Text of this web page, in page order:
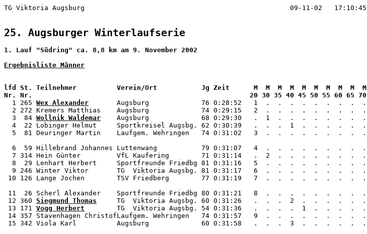
TG Viktoria Augsburg                                                   09-11-02   17:10:45
25. Augsburger Winterlaufserie
1. Lauf "Südring" ca. 8,8 km am 9. November 2002
Ergebnisliste Männer
lfd St. Teilnehmer          Verein/Ort           Jg Zeit      M  M  M  M  M  M  M  M  M  M
Nr. Nr.                                                      20 30 35 40 45 50 55 60 65 70
1 265 Wex Alexander
       Augsburg             76 0:28:52   1  .  .  .  .  .  .  .  .  .
  2 272 Kremers Matthias    Augsburg             74 0:29:15   2  .  .  .  .  .  .  .  .  .
  3  84
Wollnik Waldemar
    Augsburg             68 0:29:30   .  1  .  .  .  .  .  .  .  .
  4  22 Lobinger Helmut     Sportkreisel Augsbg. 62 0:30:39   .  .  .  1  .  .  .  .  .  .
  5  81 Deuringer Martin    Laufgem. Wehringen   74 0:31:02   3  .  .  .  .  .  .  .  .  .
  6  59 Hillebrand Johannes Luttenwang           79 0:31:07   4  .  .  .  .  .  .  .  .  .
  7 314 Hein Günter         VfL Kaufering        71 0:31:14   .  2  .  .  .  .  .  .  .  .
  8  29 Lenhart Herbert     Sportfreunde Friedbg 81 0:31:16   5  .  .  .  .  .  .  .  .  .
  9 246 Winter Viktor       TG  Viktoria Augsbg. 81 0:31:17   6  .  .  .  .  .  .  .  .  .
10 126 Lange Jochen        TSV Friedberg        77 0:31:19   7  .  .  .  .  .  .  .  .  .
11  26 Scherl Alexander    Sportfreunde Friedbg 80 0:31:21   8  .  .  .  .  .  .  .  .  .
12 360 Siegmund Thomas
     TG  Viktoria Augsbg. 60 0:31:26   .  .  .  2  .  .  .  .  .  .
13 171 Vogg Herbert
        TG  Viktoria Augsbg. 54 0:31:36   .  .  .  .  1  .  .  .  .  .
14 357 Stavenhagen ChristofLaufgem. Wehringen   74 0:31:57   9  .  .  .  .  .  .  .  .  .
15 342 Viola Karl          Augsburg             60 0:31:58   .  .  .  3  .  .  .  .  .  .